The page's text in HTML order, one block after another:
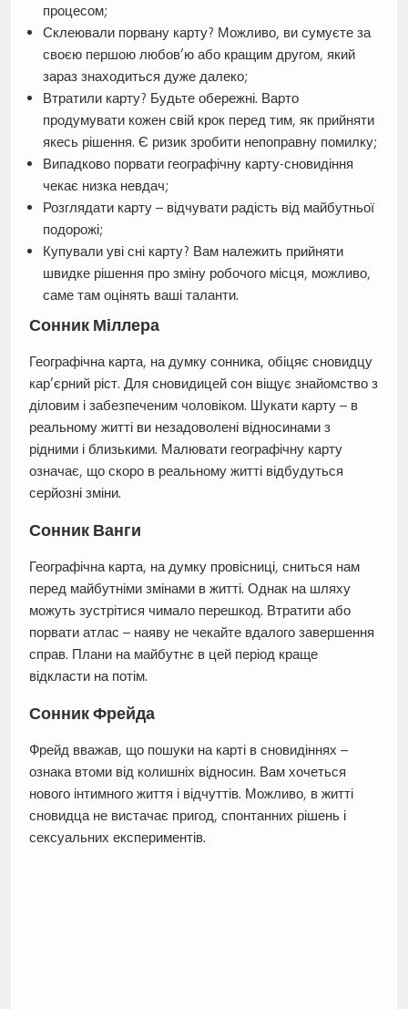
процесом;
Склеювали порвану карту? Можливо, ви сумуєте за
своєю першою любов’ю або кращим другом, який
зараз знаходиться дуже далеко;
Втратили карту? Будьте обережні. Варто
продумувати кожен свій крок перед тим, як прийняти
якесь рішення. Є ризик зробити непоправну помилку;
Випадково порвати географічну карту-сновидіння
чекає низка невдач;
Розглядати карту – відчувати радість від майбутньої
подорожі;
Купували уві сні карту? Вам належить прийняти
швидке рішення про зміну робочого місця, можливо,
саме там оцінять ваші таланти.
Сонник Міллера
Географічна карта, на думку сонника, обіцяє сновидцу
кар’єрний ріст. Для сновидицей сон віщує знайомство з
діловим і забезпеченим чоловіком. Шукати карту – в
реальному житті ви незадоволені відносинами з
рідними і близькими. Малювати географічну карту
означає, що скоро в реальному житті відбудуться
серйозні зміни.
Сонник Ванги
Географічна карта, на думку провісниці, сниться нам
перед майбутніми змінами в житті. Однак на шляху
можуть зустрітися чимало перешкод. Втратити або
порвати атлас – наяву не чекайте вдалого завершення
справ. Плани на майбутнє в цей період краще
відкласти на потім.
Сонник Фрейда
Фрейд вважав, що пошуки на карті в сновидіннях –
ознака втоми від колишніх відносин. Вам хочеться
нового інтимного життя і відчуттів. Можливо, в житті
сновидца не вистачає пригод, спонтанних рішень і
сексуальних експериментів.